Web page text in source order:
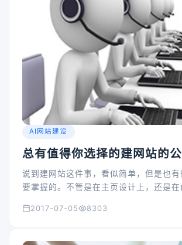
AI网站建设
总有值得你选择的建网站的公
说到建网站这件事，看似简单，但是也有
要掌握的。不管是在主页设计上，还是在
司来为我们设计出一个足以吸引人的网站
2017-07-05 8303